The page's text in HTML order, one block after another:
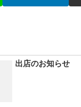
出店のお知らせ